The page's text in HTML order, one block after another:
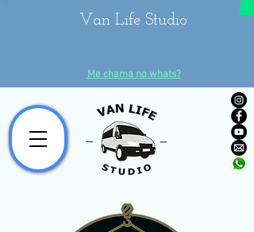
Van Life Studio
Me chama no whats?